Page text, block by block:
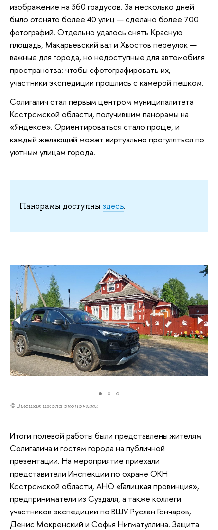
изображение на 360 градусов. За несколько дней
было отснято более 40 улиц — сделано более 700
фотографий. Отдельно удалось снять Красную
площадь, Макарьевский вал и Хвостов переулок —
важные для города, но недоступные для автомобиля
пространства: чтобы сфотографировать их,
участники экспедиции прошлись с камерой пешком.
Солигалич стал первым центром муниципалитета
Костромской области, получившим панорамы на
«Яндексе». Ориентироваться стало проще, и
каждый желающий может виртуально прогуляться по
уютным улицам города.
Панорамы доступны здесь.
© Высшая школа экономики
Итоги полевой работы были представлены жителям
Солигалича и гостям города на публичной
презентации. На мероприятие приехали
представители Инспекции по охране ОКН
Костромской области, АНО «Галицкая провинция»,
предприниматели из Суздаля, а также коллеги
участников экспедиции по ВШУ Руслан Гончаров,
Денис Мокренский и Софья Нигматуллина. Защита